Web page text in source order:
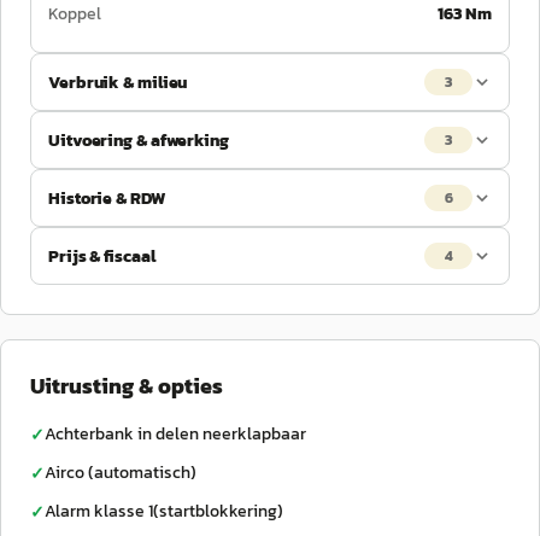
Koppel
163 Nm
Verbruik & milieu 3
Uitvoering & afwerking 3
Historie & RDW 6
Prijs & fiscaal 4
Uitrusting & opties
✓Achterbank in delen neerklapbaar
✓Airco (automatisch)
✓Alarm klasse 1(startblokkering)